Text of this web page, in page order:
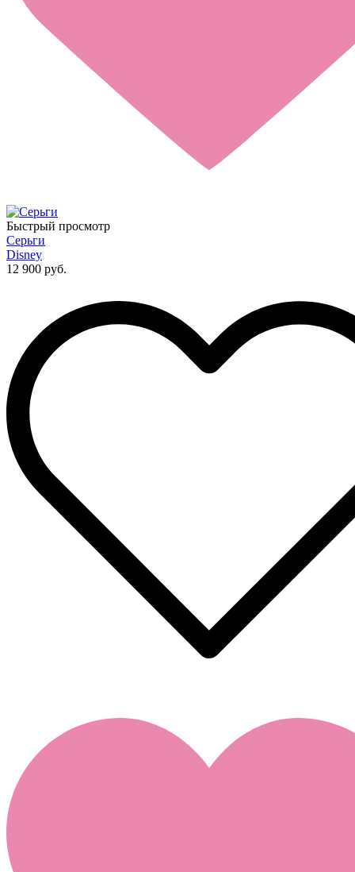
Быстрый просмотр
Серьги
Disney
12 900 руб.